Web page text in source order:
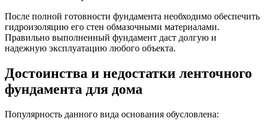
После полной готовности фундамента необходимо обеспечить
гидроизоляцию его стен обмазочными материалами.
Правильно выполненный фундамент даст долгую и
надежную эксплуатацию любого объекта.
Достоинства и недостатки ленточного
фундамента для дома
Популярность данного вида основания обусловлена: